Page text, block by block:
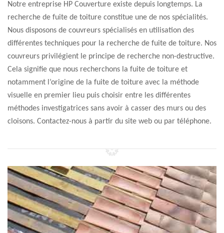
Notre entreprise HP Couverture existe depuis longtemps. La
recherche de fuite de toiture constitue une de nos spécialités.
Nous disposons de couvreurs spécialisés en utilisation des
différentes techniques pour la recherche de fuite de toiture. Nos
couvreurs privilégient le principe de recherche non-destructive.
Cela signifie que nous recherchons la fuite de toiture et
notamment l’origine de la fuite de toiture avec la méthode
visuelle en premier lieu puis choisir entre les différentes
méthodes investigatrices sans avoir à casser des murs ou des
cloisons. Contactez-nous à partir du site web ou par téléphone.